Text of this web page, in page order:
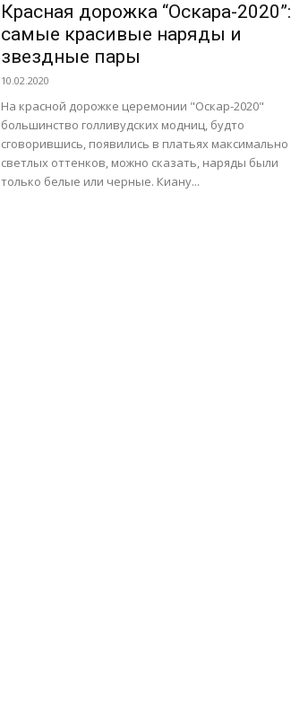
Красная дорожка “Оскара-2020”:
самые красивые наряды и
звездные пары
10.02.2020
На красной дорожке церемонии "Оскар-2020"
большинство голливудских модниц, будто
сговорившись, появились в платьях максимально
светлых оттенков, можно сказать, наряды были
только белые или черные. Киану...